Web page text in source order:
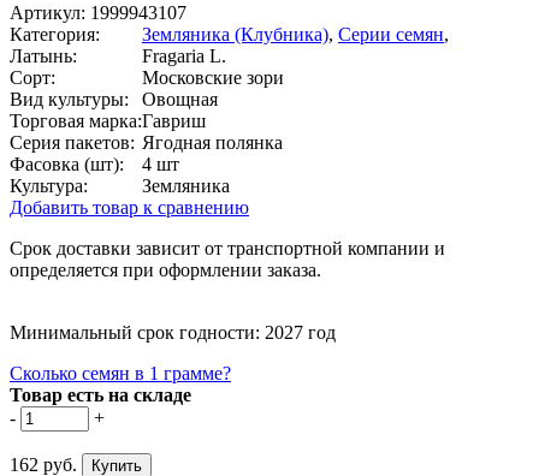
Артикул: 1999943107
Категория:
Земляника (Клубника), Серии семян,
Латынь:
Fragaria L.
Сорт:
Московские зори
Вид культуры:
Овощная
Торговая марка:Гавриш
Серия пакетов: Ягодная полянка
Фасовка (шт):
4 шт
Культура:
Земляника
Добавить товар к сравнению
Срок доставки зависит от транспортной компании и
определяется при оформлении заказа.
Минимальный срок годности: 2027 год
Сколько семян в 1 грамме?
Товар есть на складе
-
+
162 руб.